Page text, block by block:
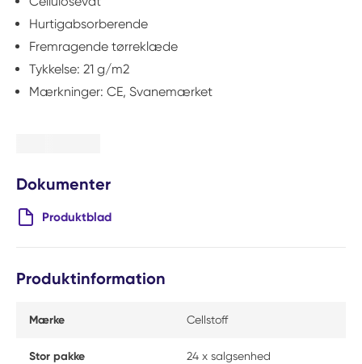
Hurtigabsorberende
Fremragende tørreklæde
Tykkelse: 21 g/m2
Mærkninger: CE, Svanemærket
Dokumenter
Produktblad
Produktinformation
Mærke Cellstoff
Stor pakke 24 x salgsenhed